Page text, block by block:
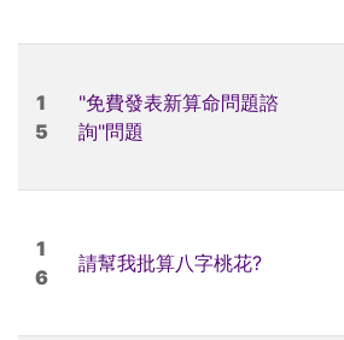
1
5
"免費發表新算命問題諮
詢"問題
1
6
請幫我批算八字桃花?